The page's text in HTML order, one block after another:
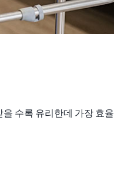
수록 유리한데 가장 효